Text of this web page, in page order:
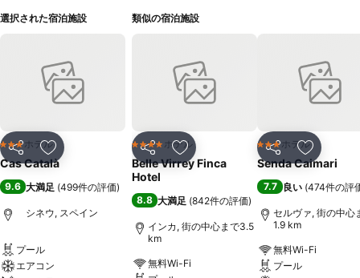
選択された宿泊施設
シェア お気に入りに追加
3 ホテルのランク
ホテル
Cas Català
9.6 大満足 (499件の評価)
シネウ, スペイン
プール
エアコン
類似の宿泊施設
シェア お気に入りに追加
4 ホテルのランク
ホテル
Belle Virrey Finca
Hotel
8.8 大満足 (842件の評価)
インカ, 街の中心まで3.5
km
無料Wi-Fi
シェア お気に入
3 ホテルのランク
ホテル
Senda Caimari
7.7 良い (474件の評
セルヴァ, 街の中心
1.9 km
無料Wi-Fi
プール